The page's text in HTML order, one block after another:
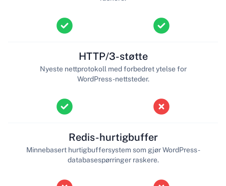
HTTP/3-støtte
Nyeste nettprotokoll med forbedret ytelse for
WordPress-nettsteder.
Redis-hurtigbuffer
Minnebasert hurtigbuffersystem som gjør WordPress-
databasespørringer raskere.